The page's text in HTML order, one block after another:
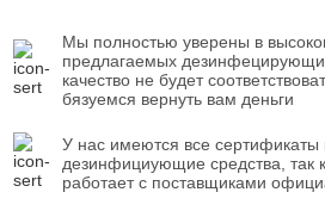
Мы полностью уверены в
предлагаемых
качество не будет
бязуемся вернуть вам деньги
У нас имеются все сертификаты
дезинфициующие средства, так
работает с поставщиками